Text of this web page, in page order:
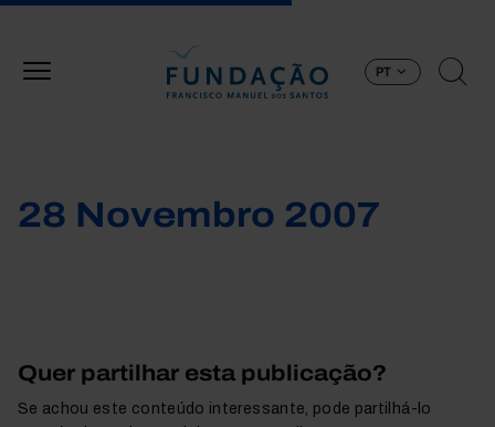
PT
28 Novembro 2007
Quer partilhar esta publicação?
Se achou este conteúdo interessante, pode partilhá-lo